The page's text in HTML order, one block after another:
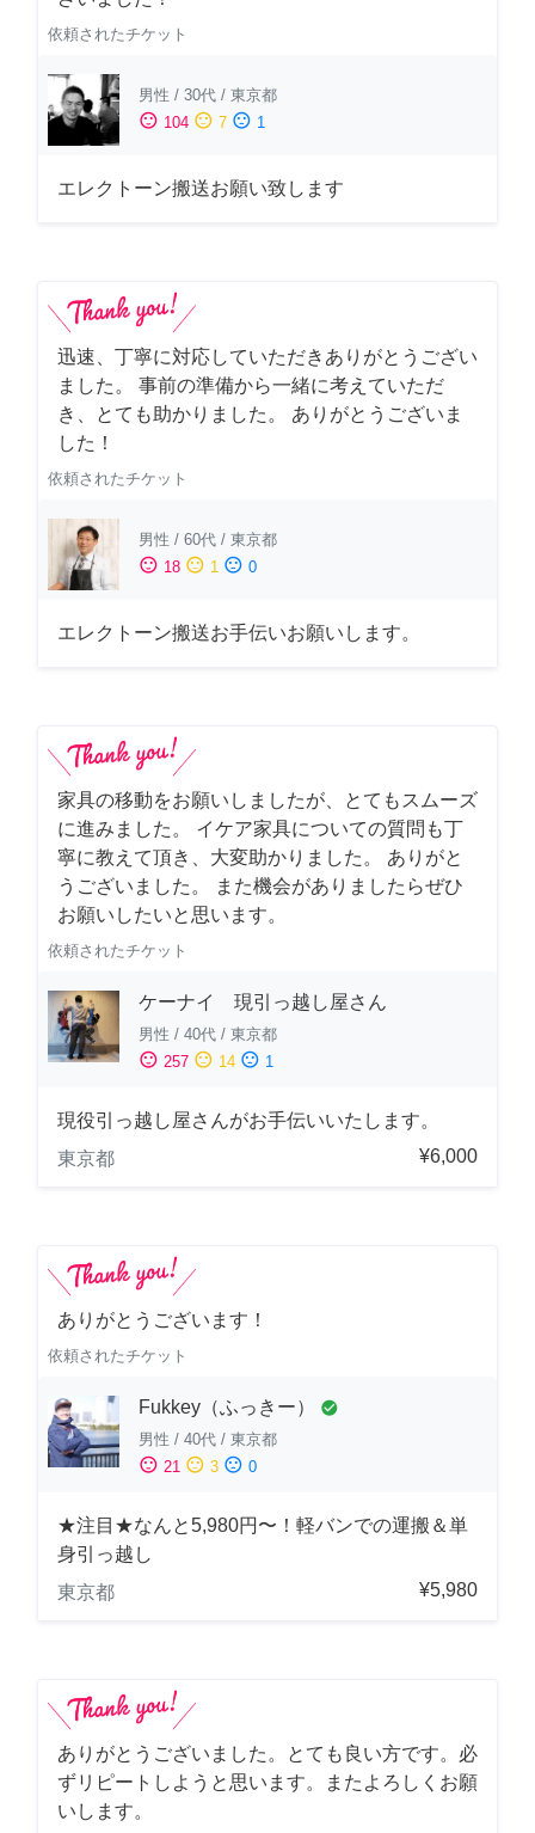
依頼されたチケット
男性 / 30代 / 東京都
sentiment_satisfied 104 sentiment_neutral 7 sentiment_dissatisfied 1
エレクトーン搬送お願い致します
迅速、丁寧に対応していただきありがとうござい
ました。 事前の準備から一緒に考えていただ
き、とても助かりました。 ありがとうございま
した！
依頼されたチケット
男性 / 60代 / 東京都
sentiment_satisfied 18 sentiment_neutral 1 sentiment_dissatisfied 0
エレクトーン搬送お手伝いお願いします。
家具の移動をお願いしましたが、とてもスムーズ
に進みました。 イケア家具についての質問も丁
寧に教えて頂き、大変助かりました。 ありがと
うございました。 また機会がありましたらぜひ
お願いしたいと思います。
依頼されたチケット
ケーナイ 現引っ越し屋さん
男性 / 40代 / 東京都
sentiment_satisfied 257 sentiment_neutral 14 sentiment_dissatisfied 1
現役引っ越し屋さんがお手伝いいたします。
東京都
¥6,000
ありがとうございます！
依頼されたチケット
Fukkey（ふっきー） check_circle
男性 / 40代 / 東京都
sentiment_satisfied 21 sentiment_neutral 3 sentiment_dissatisfied 0
★注目★なんと5,980円〜！軽バンでの運搬＆単
身引っ越し
東京都
¥5,980
ありがとうございました。とても良い方です。必
ずリピートしようと思います。またよろしくお願
いします。